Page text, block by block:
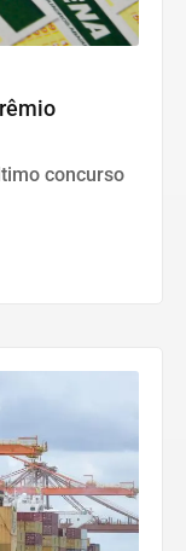
concurso